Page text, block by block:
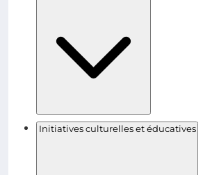
Initiatives culturelles et éducatives